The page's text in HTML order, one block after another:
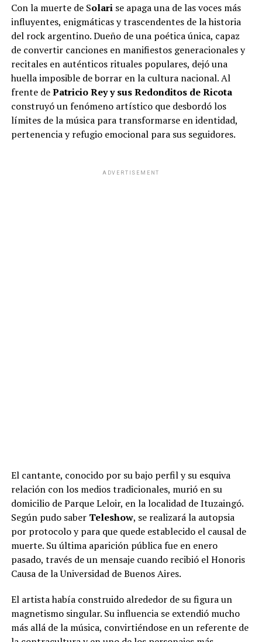
Con la muerte de Solarise apaga una de las voces más
influyentes, enigmáticas y trascendentes de la historia
del rock argentino. Dueño de una poética única, capaz
de convertir canciones en manifiestos generacionales y
recitales en auténticos rituales populares, dejó una
huella imposible de borrar en la cultura nacional. Al
frente dePatricio Rey y sus Redonditos de Ricota
construyó un fenómeno artístico que desbordó los
límites de la música para transformarse en identidad,
pertenencia y refugio emocional para sus seguidores.
ADVERTISEMENT
El cantante, conocido por su bajo perfil y su esquiva
relación con los medios tradicionales, murió en su
domicilio de Parque Leloir, en la localidad de Ituzaingó.
Según pudo saber Teleshow, se realizará la autopsia
por protocolo y para que quede establecido el causal de
muerte. Su última aparición pública fue en enero
pasado, través de un mensaje cuando recibió el Honoris
Causa de la Universidad de Buenos Aires.
El artista había construido alrededor de su figura un
magnetismo singular. Su influencia se extendió mucho
más allá de la música, convirtiéndose en un referente de